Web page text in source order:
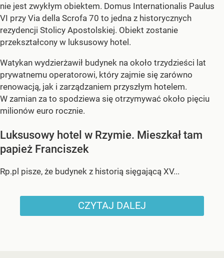
nie jest zwykłym obiektem. Domus Internationalis Paulus
VI przy Via della Scrofa 70 to jedna z historycznych
rezydencji Stolicy Apostolskiej. Obiekt zostanie
przekształcony w luksusowy hotel.
Watykan wydzierżawił budynek na około trzydzieści lat
prywatnemu operatorowi, który zajmie się zarówno
renowacją, jak i zarządzaniem przyszłym hotelem.
W zamian za to spodziewa się otrzymywać około pięciu
milionów euro rocznie.
Luksusowy hotel w Rzymie. Mieszkał tam
papież Franciszek
Rp.pl pisze, że budynek z historią sięgającą XV...
CZYTAJ DALEJ